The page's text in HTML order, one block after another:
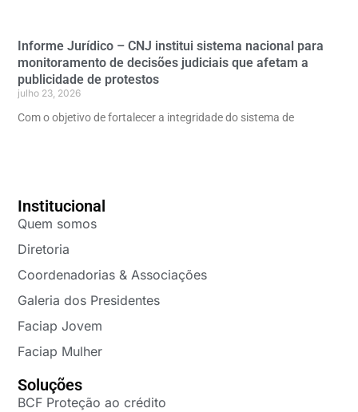
Informe Jurídico – CNJ institui sistema nacional para
monitoramento de decisões judiciais que afetam a
publicidade de protestos
julho 23, 2026
Com o objetivo de fortalecer a integridade do sistema de
Institucional
Quem somos
Diretoria
Coordenadorias & Associações
Galeria dos Presidentes
Faciap Jovem
Faciap Mulher
Soluções
BCF Proteção ao crédito